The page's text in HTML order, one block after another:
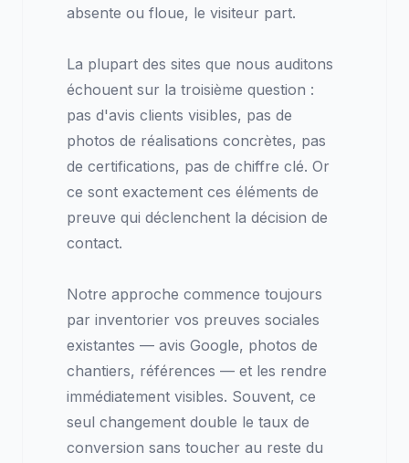
absente ou floue, le visiteur part.
La plupart des sites que nous auditons
échouent sur la troisième question :
pas d'avis clients visibles, pas de
photos de réalisations concrètes, pas
de certifications, pas de chiffre clé. Or
ce sont exactement ces éléments de
preuve qui déclenchent la décision de
contact.
Notre approche commence toujours
par inventorier vos preuves sociales
existantes — avis Google, photos de
chantiers, références — et les rendre
immédiatement visibles. Souvent, ce
seul changement double le taux de
conversion sans toucher au reste du